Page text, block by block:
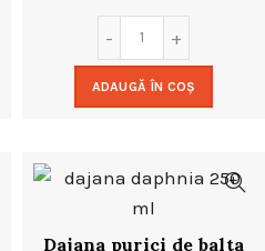
ADAUGĂ ÎN COȘ
Dajana purici de balta